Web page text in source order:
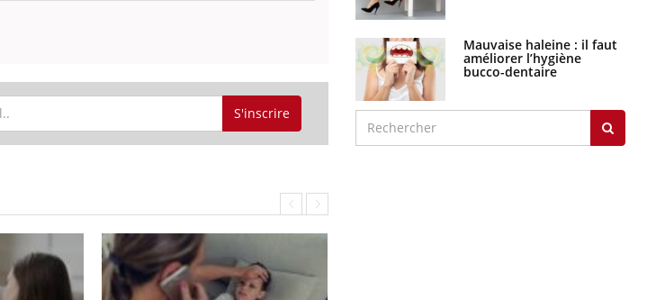
S'inscrire
Mauvaise haleine : il faut
améliorer l’hygiène
bucco-dentaire